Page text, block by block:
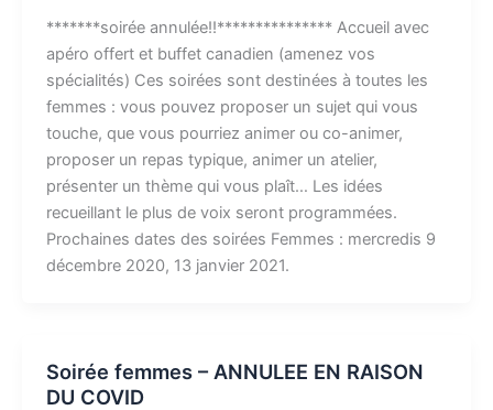
*******soirée annulée!!*************** Accueil avec
apéro offert et buffet canadien (amenez vos
spécialités) Ces soirées sont destinées à toutes les
femmes : vous pouvez proposer un sujet qui vous
touche, que vous pourriez animer ou co-animer,
proposer un repas typique, animer un atelier,
présenter un thème qui vous plaît… Les idées
recueillant le plus de voix seront programmées.
Prochaines dates des soirées Femmes : mercredis 9
décembre 2020, 13 janvier 2021.
Soirée femmes – ANNULEE EN RAISON
DU COVID